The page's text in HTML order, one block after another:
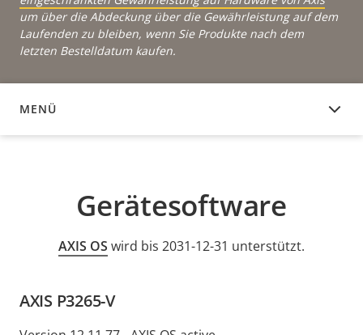
um über die Abdeckung über die Gewährleistung auf dem
Laufenden zu bleiben, wenn Sie Produkte nach dem
letzten Bestelldatum kaufen.
MENÜ
GERÄTESOFTWARE
Gerätesoftware
AXIS OS wird bis 2031-12-31 unterstützt.
AXIS P3265-V